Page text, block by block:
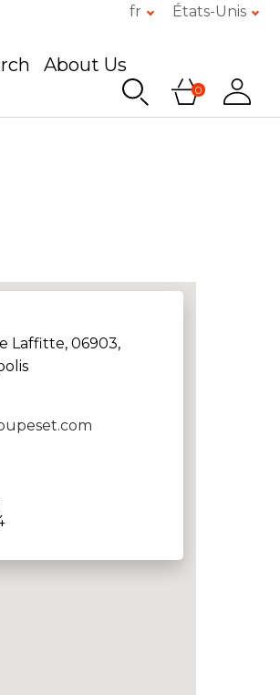
fr États-Unis
About Us
0
Laffitte, 06903,